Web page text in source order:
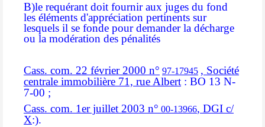
B)le requérant doit fournir aux juges du fond
les éléments d'appréciation pertinents sur
lesquels il se fonde pour demander la décharge
ou la modération des pénalités
Cass. com. 22 février 2000 n° 97-17945 , Société
centrale immobilière 71, rue Albert : BO 13 N-
7-00 ;
Cass. com. 1er juillet 2003 n° 00-13966, DGI c/
X:).